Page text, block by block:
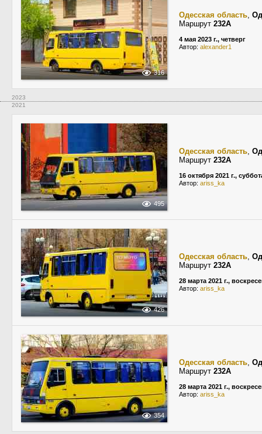
316
Одесская область,
Маршрут 232А
4 мая 2023 г., четверг
Автор: alexander1
2023
2021
495
Одесская область,
Маршрут 232А
16 октября 2021 г.,
Автор: ariss_ka
426
Одесская область,
Маршрут 232А
28 марта 2021 г.,
Автор: ariss_ka
354
Одесская область,
Маршрут 232А
28 марта 2021 г.,
Автор: ariss_ka